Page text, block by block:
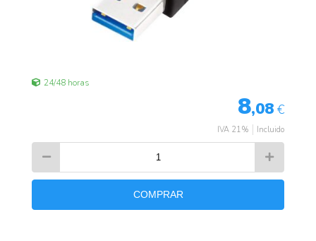
24/48 horas
8,08 €
IVA 21% Incluido
COMPRAR